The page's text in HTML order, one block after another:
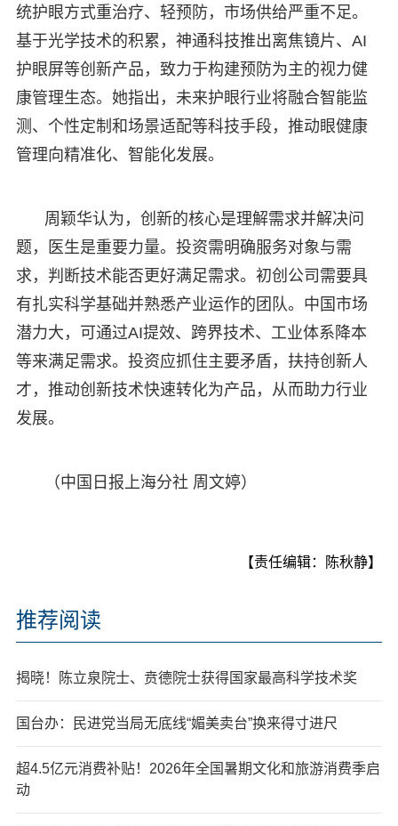
统护眼方式重治疗、轻预防，市场供给严重不足。
基于光学技术的积累，神通科技推出离焦镜片、AI
护眼屏等创新产品，致力于构建预防为主的视力健
康管理生态。她指出，未来护眼行业将融合智能监
测、个性定制和场景适配等科技手段，推动眼健康
管理向精准化、智能化发展。
周颖华认为，创新的核心是理解需求并解决问
题，医生是重要力量。投资需明确服务对象与需
求，判断技术能否更好满足需求。初创公司需要具
有扎实科学基础并熟悉产业运作的团队。中国市场
潜力大，可通过AI提效、跨界技术、工业体系降本
等来满足需求。投资应抓住主要矛盾，扶持创新人
才，推动创新技术快速转化为产品，从而助力行业
发展。
（中国日报上海分社 周文婷）
【责任编辑：陈秋静】
推荐阅读
揭晓！陈立泉院士、贲德院士获得国家最高科学技术奖
国台办：民进党当局无底线“媚美卖台”换来得寸进尺
超4.5亿元消费补贴！2026年全国暑期文化和旅游消费季启
动